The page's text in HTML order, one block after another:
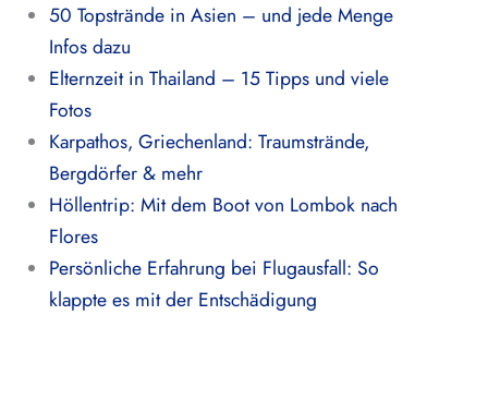
50 Topstrände in Asien – und jede Menge
Infos dazu
Elternzeit in Thailand – 15 Tipps und viele
Fotos
Karpathos, Griechenland: Traumstrände,
Bergdörfer & mehr
Höllentrip: Mit dem Boot von Lombok nach
Flores
Persönliche Erfahrung bei Flugausfall: So
klappte es mit der Entschädigung